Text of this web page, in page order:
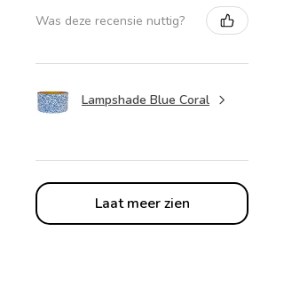
Was deze recensie nuttig?
Lampshade Blue Coral
Laat meer zien